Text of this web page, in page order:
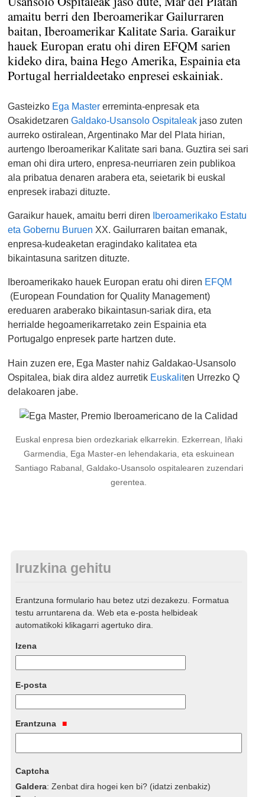
amaitu berri den Iberoamerikar Gailurraren
baitan, Iberoamerikar Kalitate Saria. Garaikur
hauek Europan eratu ohi diren EFQM sarien
kideko dira, baina Hego Amerika, Espainia eta
Portugal herrialdeetako enpresei eskainiak.
Gasteizko Ega Mastererreminta-enpresak eta
OsakidetzarenGaldako-Usansolo Ospitaleak jaso zuten
aurreko ostiralean, Argentinako Mar del Plata hirian,
aurtengo Iberoamerikar Kalitate sari bana. Guztira sei sari
eman ohi dira urtero, enpresa-neurriaren zein publikoa
ala pribatua denaren arabera eta, seietarik bi euskal
enpresek irabazi dituzte.
Garaikur hauek, amaitu berri diren Iberoamerikako Estatu
eta Gobernu Buruen XX. Gailurraren baitan emanak,
enpresa-kudeaketan eragindako kalitatea eta
bikaintasuna saritzen dituzte.
Iberoamerikako hauek Europan eratu ohi diren EFQM
(European Foundation for Quality Management)
ereduaren araberako bikaintasun-sariak dira, eta
herrialde hegoamerikarretako zein Espainia eta
Portugalgo enpresek parte hartzen dute.
Hain zuzen ere, Ega Master nahiz Galdakao-Usansolo
Ospitalea, biak dira aldez aurretik Euskaliten Urrezko Q
delakoaren jabe.
Euskal enpresa bien ordezkariak elkarrekin. Ezkerrean, Iñaki
Garmendia, Ega Master-en lehendakaria, eta eskuinean
Santiago Rabanal, Galdako-Usansolo ospitalearen zuzendari
gerentea.
Iruzkina gehitu
Erantzuna formulario hau betez utzi dezakezu. Formatua
testu arruntarena da. Web eta e-posta helbideak
automatikoki klikagarri agertuko dira.
Izena
E-posta
Erantzuna
Captcha
Galdera:Zenbat dira hogei ken bi? (idatzi zenbakiz)